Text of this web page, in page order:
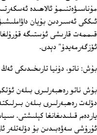
مۇناسىۋەتنىمۇ ئالاھىدە
ئىككى ئەسىردىن بۇيان
قىممەت قارىشى ئۈستىگە
ئۆزگەرمەيدۇ" دېدى.
بۇش: ناتو، دۇنيا تارىخىدىكى ئەڭ
بۇش ناتو رەھبەرلىرى بىلەن
دۆلەت رەھبەرلىرى بىلەن
ياردەم قىلىدىغانغا كېلىشتى.
ئۇرۇشى سەۋەبىدىن بۇ دۆلەتلەر